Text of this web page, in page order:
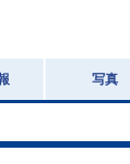
写真